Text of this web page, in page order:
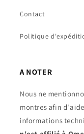
Contact
Politique
A NOTER
Nous ne
montres afin
informations